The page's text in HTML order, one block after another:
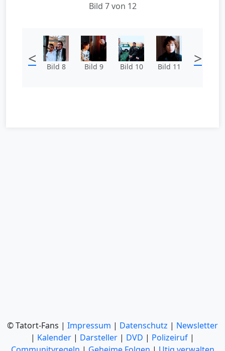
Bild 7 von 12
< Bild 8 Bild 9 Bild 10 Bild 11 >
© Tatort-Fans | Impressum | Datenschutz | Newsletter
| Kalender | Darsteller | DVD | Polizeiruf |